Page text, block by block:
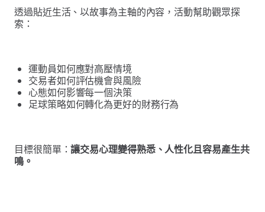
透過貼近生活、以故事為主軸的內容，活動幫助觀眾探
索：
運動員如何應對高壓情境
交易者如何評估機會與風險
心態如何影響每一個決策
足球策略如何轉化為更好的財務行為
目標很簡單：讓交易心理變得熟悉、人性化且容易產生共
鳴。